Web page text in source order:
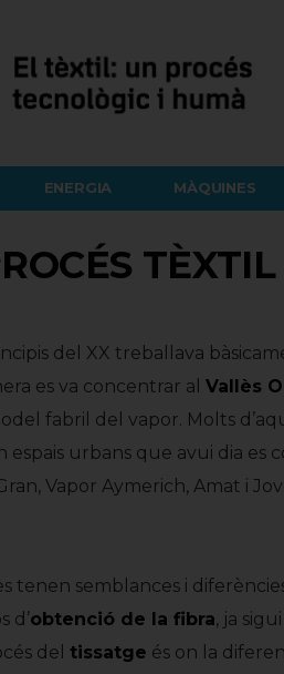
ENERGIA MÀQUINES
TÈXTIL
del XX treballava
es va concentrar al Vallès
fabril del vapor. Molts
espais urbans que avui dia es
Vapor Aymerich, Amat i
tenen semblances i
d’obtenció de la fibra, ja
del tissatge és on la